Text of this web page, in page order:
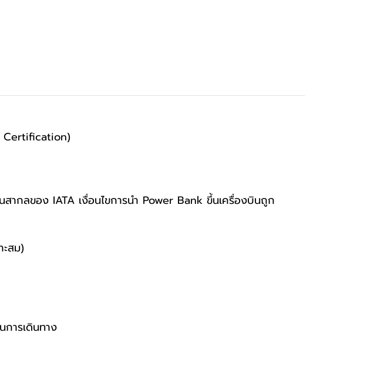
Certification)
ากลของ IATA เงื่อนไขการนำ Power Bank ขึ้นเครื่องบินถูก
สม)
ารเดินทาง